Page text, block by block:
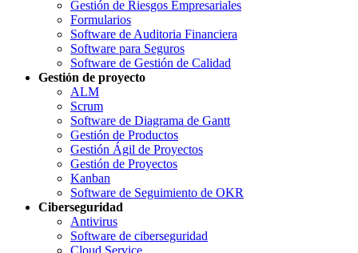
Gestión de Riesgos Empresariales
Formularios
Software de Auditoria Financiera
Software para Seguros
Software de Gestión de Calidad
Gestión de proyecto
ALM
Scrum
Software de Diagrama de Gantt
Gestión de Productos
Gestión Ágil de Proyectos
Gestión de Proyectos
Kanban
Software de Seguimiento de OKR
Ciberseguridad
Antivirus
Software de ciberseguridad